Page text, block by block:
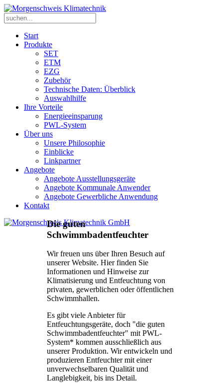
Start
Produkte
SET
ETM
EZG
Zubehör
Technische Daten: Überblick
Auswahlhilfe
Ihre Vorteile
Energieeinsparung
PWL-System
Über uns
Unsere Philosophie
Einblicke
Linkpartner
Angebote
Angebote Ausstellungsgeräte
Angebote Kommunale Anwender
Angebote Gewerbliche Anwendung
Kontakt
Die guten
Schwimmbadentfeuchter
Wir freuen uns über Ihren Besuch auf
unserer Website. Hier finden Sie
Informationen und Hinweise zur
Klimatisierung und Entfeuchtung von
privaten, gewerblichen oder öffentlichen
Schwimmhallen.
Es gibt viele Anbieter für
Entfeuchtungsgeräte, doch "die guten
Schwimmbadentfeuchter" mit PWL-
System* kommen ausschließlich aus
unserer Produktion. Wir entwickeln und
produzieren Entfeuchter mit einer
unverwechselbaren Qualität und
Langlebigkeit, bis ins Detail.